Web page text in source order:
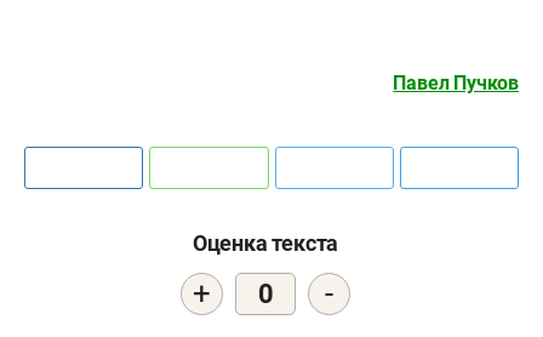
Павел Пучков
Оценка текста
+ 0 -